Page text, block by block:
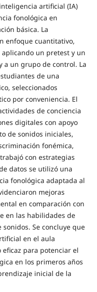
artificial (IA)
fonológica en
básica. La
enfoque cuantitativo,
un pretest y un
a un grupo de control. La
de una
seleccionados
por conveniencia. El
de conciencia
digitales con apoyo
de sonidos iniciales,
fonémica,
con estrategias
datos se utilizó una
fonológica adaptada al
mejoras
en comparación con
en las habilidades de
Se concluye que
en el aula
para potenciar el
en los primeros años
inicial de la